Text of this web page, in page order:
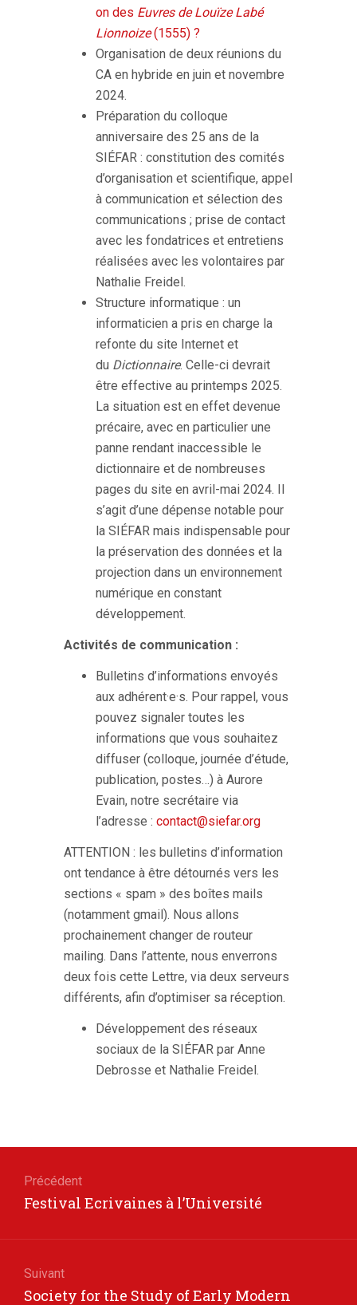
on des Euvres de Louïze Labé
Lionnoize(1555) ?
Organisation de deux réunions du
CA en hybride en juin et novembre
2024.
Préparation du colloque
anniversaire des 25 ans de la
SIÉFAR : constitution des comités
d’organisation et scientifique, appel
à communication et sélection des
communications ; prise de contact
avec les fondatrices et entretiens
réalisées avec les volontaires par
Nathalie Freidel.
Structure informatique : un
informaticien a pris en charge la
refonte du site Internet et
du Dictionnaire. Celle-ci devrait
être effective au printemps 2025.
La situation est en effet devenue
précaire, avec en particulier une
panne rendant inaccessible le
dictionnaire et de nombreuses
pages du site en avril-mai 2024. Il
s’agit d’une dépense notable pour
la SIÉFAR mais indispensable pour
la préservation des données et la
projection dans un environnement
numérique en constant
développement.
Activités de communication :
Bulletins d’informations envoyés
aux adhérent·e·s. Pour rappel, vous
pouvez signaler toutes les
informations que vous souhaitez
diffuser (colloque, journée d’étude,
publication, postes…) à Aurore
Evain, notre secrétaire via
l’adresse : contact@siefar.org
ATTENTION : les bulletins d’information
ont tendance à être détournés vers les
sections « spam » des boîtes mails
(notamment gmail). Nous allons
prochainement changer de routeur
mailing. Dans l’attente, nous enverrons
deux fois cette Lettre, via deux serveurs
différents, afin d’optimiser sa réception.
Développement des réseaux
sociaux de la SIÉFAR par Anne
Debrosse et Nathalie Freidel.
de
l’article
Précédent
Article
Festival Ecrivaines à l’Université
Suivant
Article
Society for the Study of Early Modern